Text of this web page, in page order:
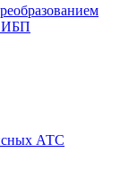
ИБП
АТС